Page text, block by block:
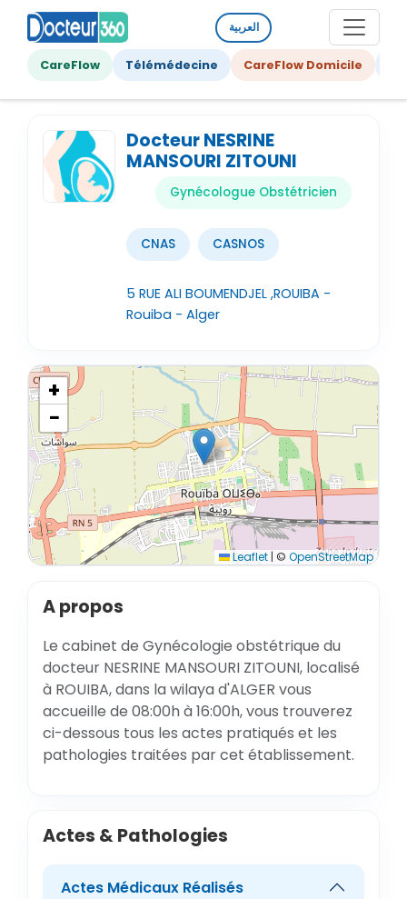
العربية
CareFlow Télémédecine CareFlow Domicile
Docteur NESRINE
MANSOURI ZITOUNI
Gynécologue Obstétricien
CNAS CASNOS
5 RUE ALI BOUMENDJEL ,ROUIBA -
Rouiba - Alger
+
−
Leaflet | © OpenStreetMap
A propos
Le cabinet de Gynécologie obstétrique du
docteur NESRINE MANSOURI ZITOUNI, localisé
à ROUIBA, dans la wilaya d'ALGER vous
accueille de 08:00h à 16:00h, vous trouverez
ci-dessous tous les actes pratiqués et les
pathologies traitées par cet établissement.
Actes & Pathologies
Actes Médicaux Réalisés